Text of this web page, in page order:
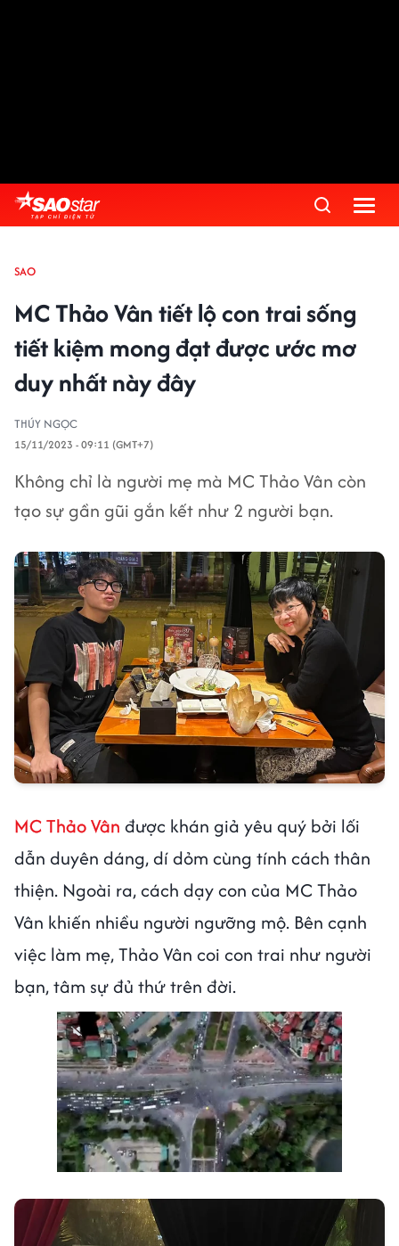
SAO
MC Thảo Vân tiết lộ con trai sống
tiết kiệm mong đạt được ước mơ
duy nhất này đây
THÚY NGỌC
15/11/2023 - 09:11 (GMT+7)
Không chỉ là người mẹ mà MC Thảo Vân còn
tạo sự gần gũi gắn kết như 2 người bạn.
MC Thảo Vân được khán giả yêu quý bởi lối
dẫn duyên dáng, dí dỏm cùng tính cách thân
thiện. Ngoài ra, cách dạy con của MC Thảo
Vân khiến nhiều người ngưỡng mộ. Bên cạnh
việc làm mẹ, Thảo Vân coi con trai như người
bạn, tâm sự đủ thứ trên đời.